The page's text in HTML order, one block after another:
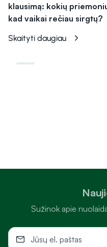
klausimą: kokių
kad vaikai rečiau sirgtų?
Skaityti daugiau
Sužinok apie